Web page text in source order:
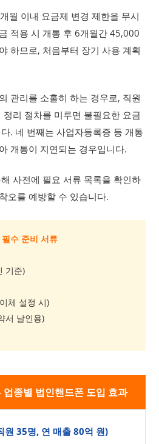
월 이내 요금제 변경 제한을 무시
적용 시 개통 후 6개월간 45,000
하므로, 처음부터 장기 사용 계획
관리를 소홀히 하는 경우로, 직원
리 절차를 미루면 불필요한 요금
. 네 번째는 사업자등록증 등 개통
개통이 지연되는 경우입니다.
사전에 필요 서류 목록을 확인하
오를 예방할 수 있습니다.
수 준비 서류
기준)
체 설정 시)
서 날인용)
종별 법인핸드폰 도입 효과
원 35명, 연 매출 80억 원)